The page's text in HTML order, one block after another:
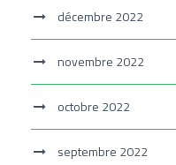
décembre 2022
novembre 2022
octobre 2022
septembre 2022